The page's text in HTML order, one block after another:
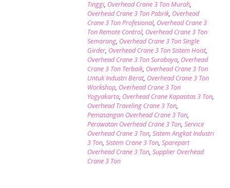
Tinggi, Overhead Crane 3 Ton Murah,
Overhead Crane 3 Ton Pabrik, Overhead
Crane 3 Ton Profesional, Overhead Crane 3
Ton Remote Control, Overhead Crane 3 Ton
Semarang, Overhead Crane 3 Ton Single
Girder, Overhead Crane 3 Ton Sistem Hoist,
Overhead Crane 3 Ton Surabaya, Overhead
Crane 3 Ton Terbaik, Overhead Crane 3 Ton
Untuk Industri Berat, Overhead Crane 3 Ton
Workshop, Overhead Crane 3 Ton
Yogyakarta, Overhead Crane Kapasitas 3 Ton,
Overhead Traveling Crane 3 Ton,
Pemasangan Overhead Crane 3 Ton,
Perawatan Overhead Crane 3 Ton, Service
Overhead Crane 3 Ton, Sistem Angkat Industri
3 Ton, Sistem Crane 3 Ton, Sparepart
Overhead Crane 3 Ton, Supplier Overhead
Crane 3 Ton